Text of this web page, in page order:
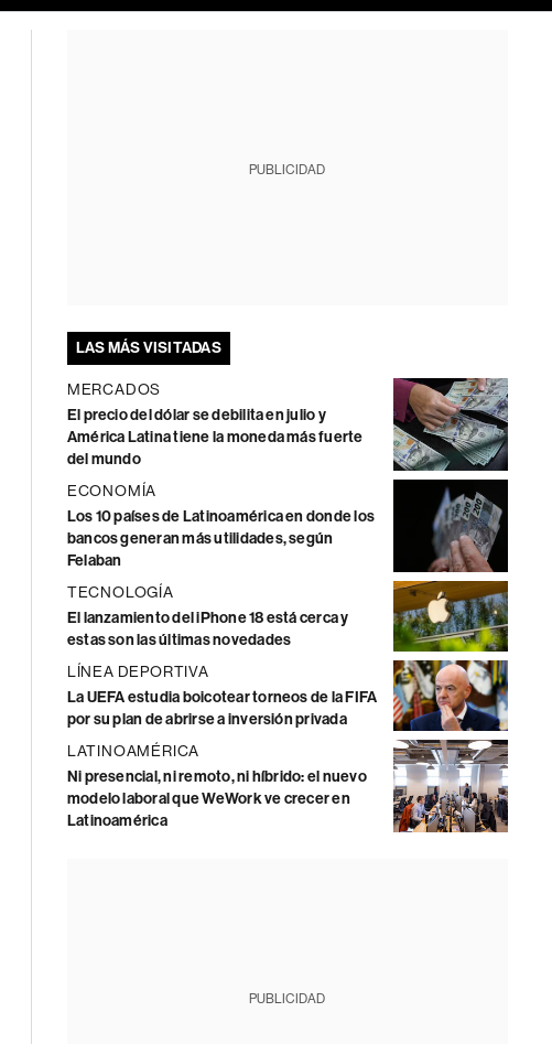
PUBLICIDAD
LAS MÁS VISITADAS
MERCADOS
El precio del dólar se debilita en julio y
América Latina tiene la moneda más fuerte
del mundo
ECONOMÍA
Los 10 países de Latinoamérica en donde los
bancos generan más utilidades, según
Felaban
TECNOLOGÍA
El lanzamiento del iPhone 18 está cerca y
estas son las últimas novedades
LÍNEA DEPORTIVA
La UEFA estudia boicotear torneos de la FIFA
por su plan de abrirse a inversión privada
LATINOAMÉRICA
Ni presencial, ni remoto, ni híbrido: el nuevo
modelo laboral que WeWork ve crecer en
Latinoamérica
PUBLICIDAD